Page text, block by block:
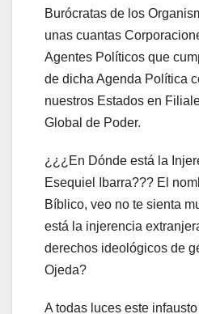
Burócratas de los
unas cuantas
Agentes Políticos que
de dicha Agenda Política
nuestros Estados en
Global de Poder.
¿¿¿En Dónde está la
Esequiel Ibarra??? El
Bíblico, veo no te sienta
está la injerencia
derechos ideológicos de
Ojeda?
A todas luces este